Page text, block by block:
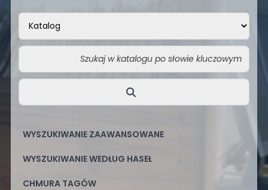
WYSZUKIWANIE ZAAWANSOWANE
WYSZUKIWANIE WEDŁUG HASEŁ
CHMURA TAGÓW